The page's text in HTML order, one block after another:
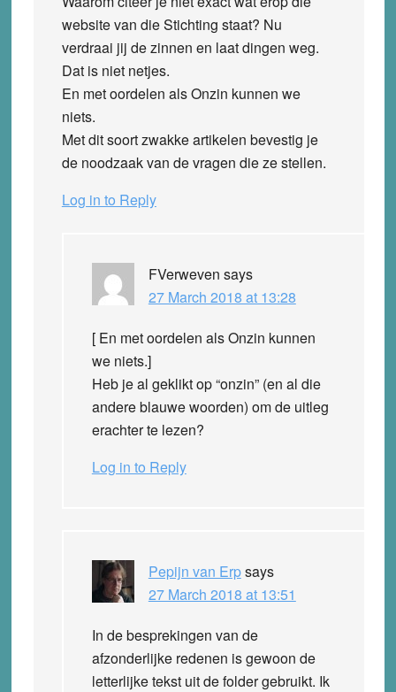
website van die Stichting staat? Nu
verdraai jij de zinnen en laat dingen weg.
Dat is niet netjes.
En met oordelen als Onzin kunnen we
niets.
Met dit soort zwakke artikelen bevestig je
de noodzaak van de vragen die ze stellen.
Log in to Reply
FVerweven says
27 March 2018 at 13:28
[ En met oordelen als Onzin kunnen
we niets.]
Heb je al geklikt op “onzin” (en al die
andere blauwe woorden) om de uitleg
erachter te lezen?
Log in to Reply
Pepijn van Erpsays
27 March 2018 at 13:51
In de besprekingen van de
afzonderlijke redenen is gewoon de
letterlijke tekst uit de folder gebruikt. Ik